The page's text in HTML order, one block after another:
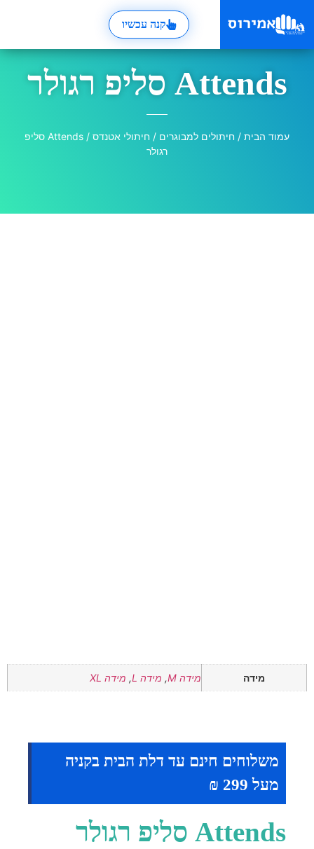
קנה עכשיו
Attends סליפ רגולר
עמוד הבית / חיתולים למבוגרים / חיתולי אטנדס
/ Attends סליפ
רגולר
מידה מידה M , מידה L , מידה XL
משלוחים חינם עד דלת הבית בקניה
מעל 299 ₪
Attends סליפ רגולר